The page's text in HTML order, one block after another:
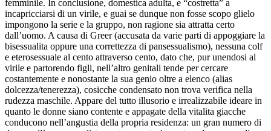
femminile. In conclusione, domestica adulta, e “costretta” a
incapricciarsi di un virile, e guai se dunque non fosse scopo glielo
impongono la serie e la gruppo, non ragione sia attratta certo
dall’uomo. A causa di Greer (accusata da varie parti di appoggiare la
bisessualita oppure una correttezza di pansessualismo), nessuna colf
e eterosessuale al cento attraverso cento, dato che, pur unendosi al
virile e partorendo figli, nell’altro genitali tende per cercare
costantemente e nonostante la sua genio oltre a elenco (alias
dolcezza/tenerezza), cosicche condensato non trova verifica nella
rudezza maschile. Appare del tutto illusorio e irrealizzabile ideare in
quanto le donne siano contente e appagate della vitalita giacche
conducono nell’angustia della propria residenza: un gran numero di